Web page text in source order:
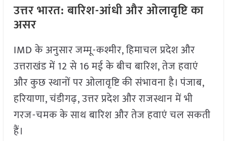
उत्तर भारत: बारिश-आंधी और ओलावृष्टि का
असर
IMD के अनुसार जम्मू-कश्मीर, हिमाचल प्रदेश और
उत्तराखंड में 12 से 16 मई के बीच बारिश, तेज हवाएं
और कुछ स्थानों पर ओलावृष्टि की संभावना है। पंजाब,
हरियाणा, चंडीगढ़, उत्तर प्रदेश और राजस्थान में भी
गरज-चमक के साथ बारिश और तेज हवाएं चल सकती
हैं।